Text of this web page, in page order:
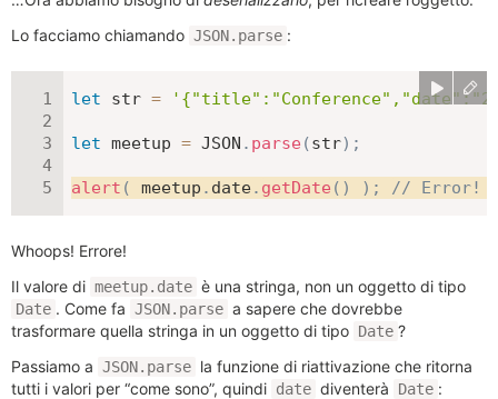
Lo facciamo chiamando JSON.parse :
let str =
let meetup = JSON . parse (str) ;
alert ( meetup . date. getDate ( ) ) ; // Error!
Whoops! Errore!
Il valore di meetup.date è una stringa, non un oggetto di tipo
Date . Come fa JSON.parse a sapere che dovrebbe
trasformare quella stringa in un oggetto di tipo Date ?
Passiamo a JSON.parse la funzione di riattivazione che ritorna
tutti i valori per “come sono”, quindi date diventerà Date :